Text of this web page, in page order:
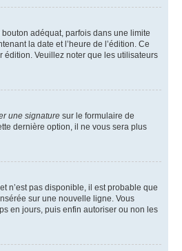
adéquat, parfois dans une limite
la date et l’heure de l’édition. Ce
édition. Veuillez noter que les utilisateurs
une signature sur le formulaire de
dernière option, il ne vous sera plus
n’est pas disponible, il est probable que
sur une nouvelle ligne. Vous
en jours, puis enfin autoriser ou non les